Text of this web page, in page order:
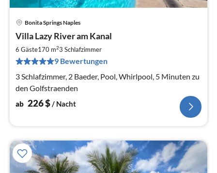
Bonita Springs Naples
Villa Lazy River am Kanal
6 Gäste170 m23 Schlafzimmer
9 Bewertungen
3 Schlafzimmer, 2 Baeder, Pool, Whirlpool, 5 Minuten zu
den Golfstraenden
ab 226$/ Nacht